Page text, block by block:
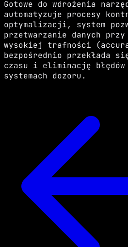
Gotowe do wdrożenia
automatyzuje procesy
optymalizacji, system
przetwarzanie danych przy
wysokiej trafności
bezpośrednio przekłada
czasu i eliminację
systemach dozoru.